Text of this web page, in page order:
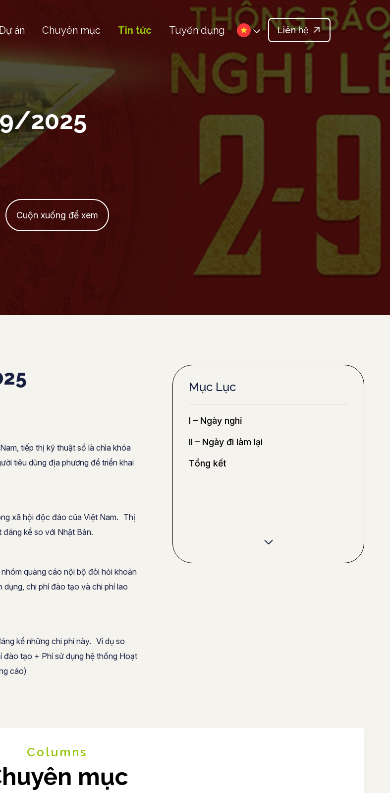
Dự án Chuyên mục Tin tức Tuyển dụng Liên hệ
2025
Cuộn xuống để xem
tiếp thị kỹ thuật số là chìa khóa
tiêu dùng địa phương để triển khai
xã hội độc đáo của Việt Nam. Thị
kể so với Nhật Bản.
quảng cáo nội bộ đòi hỏi khoản
chi phí đào tạo và chi phí lao
kể những chi phí này. Ví dụ so
đào tạo + Phí sử dụng hệ thống Hoạt
cáo)
Mục Lục
I – Ngày nghỉ
II – Ngày đi làm lại
Tổng kết
Columns
mục